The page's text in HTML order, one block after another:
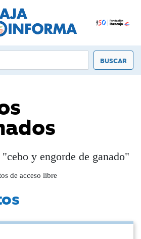
y engorde de ganado"
de acceso libre